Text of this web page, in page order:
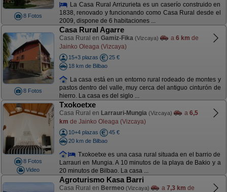
8 Fotos
La Casa Rural Arrizurieta es un caserío construido en
1838, renovado y funcionando como Casa Rural desde el
2009, dispone de 6 habitaciones ...
8 Fotos
Casa Rural Agarre
Casa Rural en Gamiz-Fika (Vizcaya) a 6 km de
Jainko Oleaga (Vizcaya)
15+3 plazas
25 €
18 km de Bilbao
La casa está en un entorno rural rodeado de montes y
pastos dentro del valle, muy cerca del antiguo cinturón de
hierro. La casa es del siglo ...
8 Fotos
Video
Txokoetxe
Casa Rural en Larrauri-Mungia (Vizcaya) a 6,5
km de Jainko Oleaga (Vizcaya)
10+4 plazas
45 €
20 km de Bilbao
Txokoetxe es una casa rural situada en el barrio de
Larrauri en Mungia. A 10 minutos de la playa de Bakio y a
20 minutos de Bilbao. La casa ...
Agroturismo Kasa Barri
Casa Rural en Bermeo (Vizcaya) a 7,3 km de